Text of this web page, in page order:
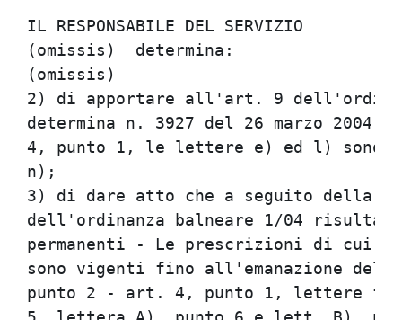
IL
(omissis)
2) di apportare all'art. 9
determina n. 3927 del 26
4, punto 1, le lettere e) ed
3) di dare atto che a
dell'ordinanza balneare 1/04
permanenti - Le
sono vigenti fino
punto 2 - art. 4, punto 1,